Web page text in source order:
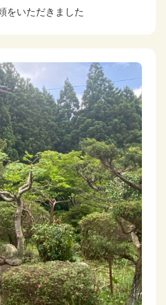
をいただきました